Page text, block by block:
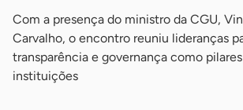
Com a presença do ministro da CGU,
Carvalho, o encontro reuniu lideranças
transparência e governança como
instituições